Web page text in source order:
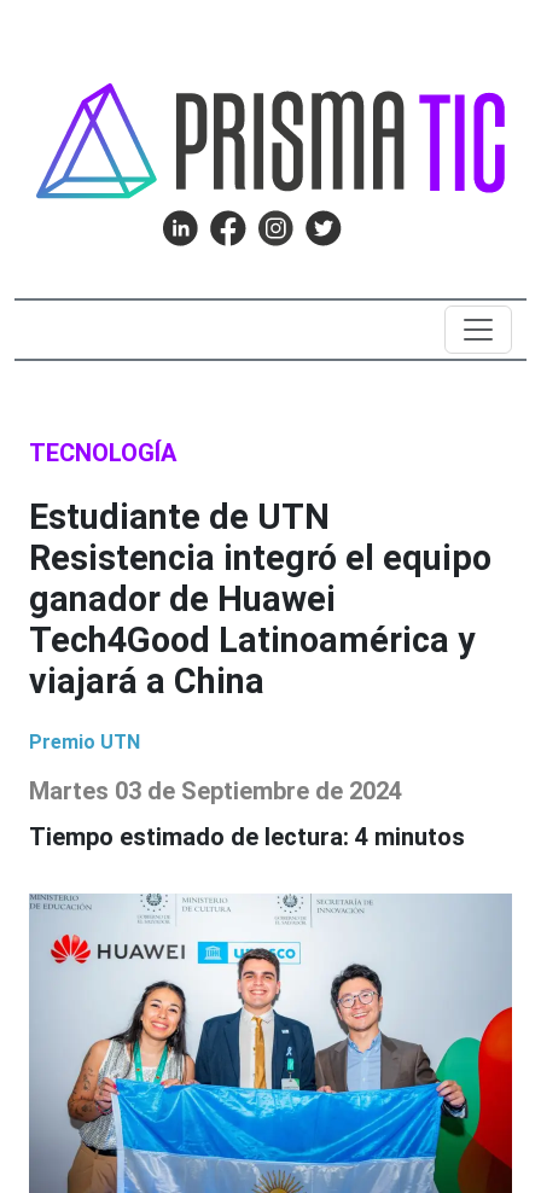
TECNOLOGÍA
Estudiante de UTN
Resistencia integró el equipo
ganador de Huawei
Tech4Good Latinoamérica y
viajará a China
Premio UTN
Martes 03 de Septiembre de 2024
Tiempo estimado de lectura: 4 minutos